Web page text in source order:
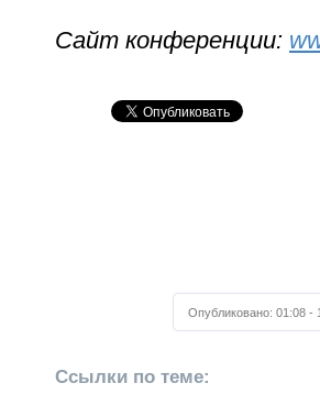
Сайт конференции:
Опубликовано: 01:08 -
Ссылки по теме: